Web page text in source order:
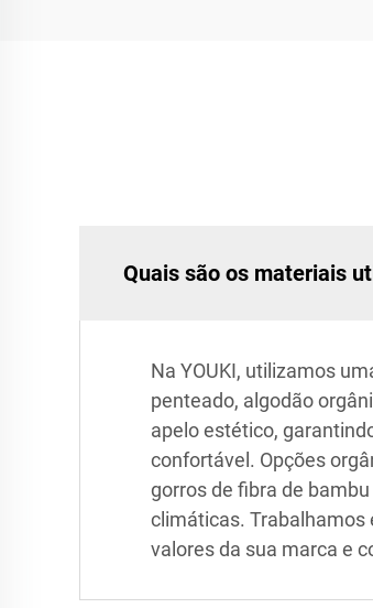
Quais são os materiais
Na YOUKI, utilizamos
penteado, algodão
apelo estético,
confortável. Opções
gorros de fibra de
climáticas. Trabalhamos
valores da sua marca e